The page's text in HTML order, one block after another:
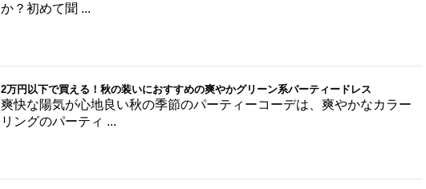
か？初めて聞 ...
2万円以下で買える！秋の装いにおすすめの爽やかグリーン系パーティードレス
爽快な陽気が心地良い秋の季節のパーティーコーデは、爽やかなカラー
リングのパーティ ...